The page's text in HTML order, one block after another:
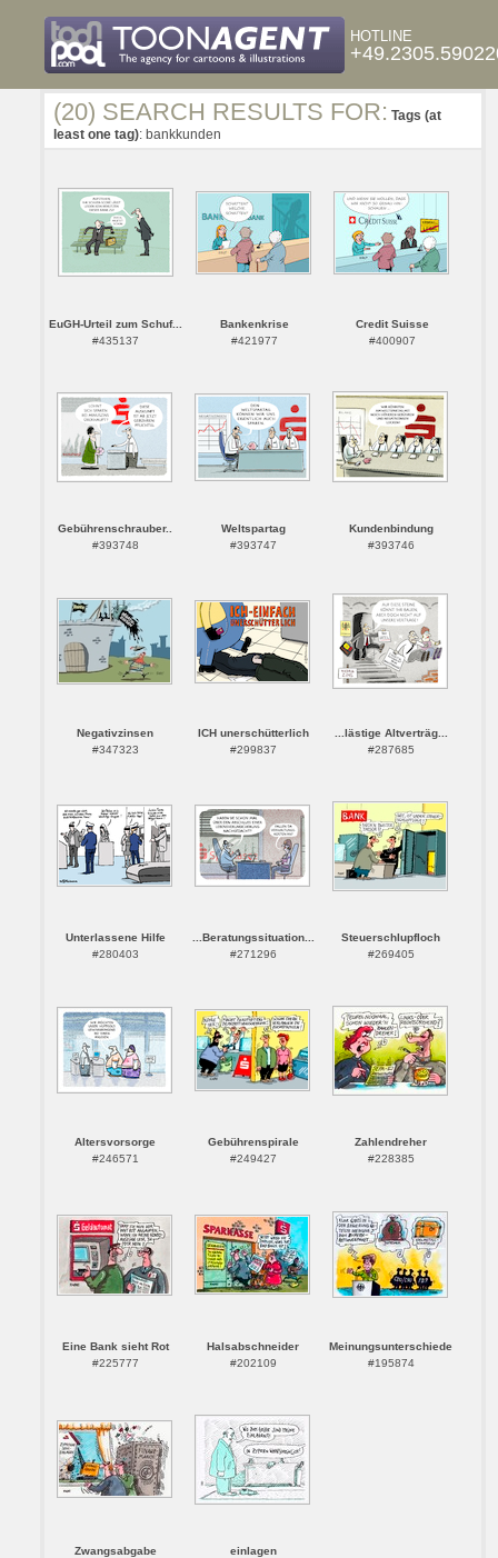
HOTLINE
(20) SEARCH RESULTS FOR: Tags (at
least one tag): bankkunden
EuGH-Urteil zum Schuf...
#435137
Bankenkrise
#421977
Credit Suisse
#400907
Gebührenschrauber..
#393748
Weltspartag
#393747
Kundenbindung
#393746
Negativzinsen
#347323
ICH unerschütterlich
#299837
...lästige Altverträg...
#287685
Unterlassene Hilfe
#280403
...Beratungssituation...
#271296
Steuerschlupfloch
#269405
Altersvorsorge
#246571
Gebührenspirale
#249427
Zahlendreher
#228385
Eine Bank sieht Rot
#225777
Halsabschneider
#202109
Meinungsunterschiede
#195874
Zwangsabgabe
einlagen